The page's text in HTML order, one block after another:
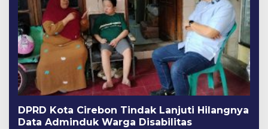
DPRD Kota Cirebon Tindak Lanjuti Hilangnya
Data Adminduk Warga Disabilitas